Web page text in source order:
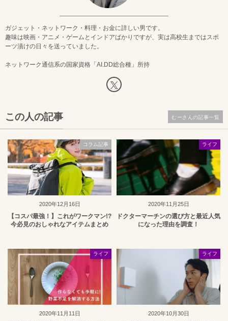
ガジェット・ネットワーク・料理・お金に詳しい男です。
趣味は映画・アニメ・ゲームとインドアばかりですが、実は高校生まではスポ
ーツ漬けの日々を送っていました。
ネットワーク通信系の国家資格「AI.DD総合種」所持
この人の記事
2020年12月16日
コラム記事
【コスパ最強！】これがワークマン!?
今必見のおしゃれなアイテムまとめ
2020年11月25日
ライフ
ドクターマーチンの選び方と最近人気
になった理由を調査！
2020年11月11日
ライフ
2020年10月30日
ライフ
むーさんの記事一覧